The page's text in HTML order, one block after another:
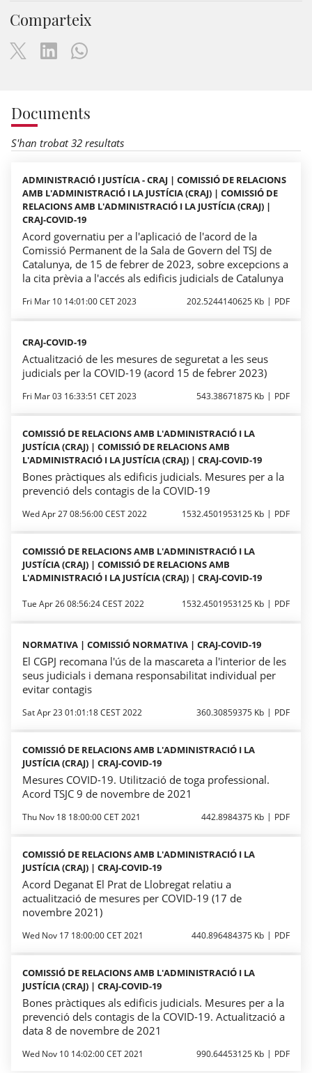
Comparteix
Documents
S'han trobat 32 resultats
ADMINISTRACIÓ I JUSTÍCIA - CRAJ | COMISSIÓ DE RELACIONS
AMB L'ADMINISTRACIÓ I LA JUSTÍCIA (CRAJ) | COMISSIÓ DE
RELACIONS AMB L'ADMINISTRACIÓ I LA JUSTÍCIA (CRAJ) |
CRAJ-COVID-19
Acord governatiu per a l'aplicació de l'acord de la
Comissió Permanent de la Sala de Govern del TSJ de
Catalunya, de 15 de febrer de 2023, sobre excepcions a
la cita prèvia a l'accés als edificis judicials de Catalunya
Fri Mar 10 14:01:00 CET 2023 202.5244140625 Kb PDF
CRAJ-COVID-19
Actualització de les mesures de seguretat a les seus
judicials per la COVID-19 (acord 15 de febrer 2023)
Fri Mar 03 16:33:51 CET 2023 543.38671875 Kb PDF
COMISSIÓ DE RELACIONS AMB L'ADMINISTRACIÓ I LA
JUSTÍCIA (CRAJ) | COMISSIÓ DE RELACIONS AMB
L'ADMINISTRACIÓ I LA JUSTÍCIA (CRAJ) | CRAJ-COVID-19
Bones pràctiques als edificis judicials. Mesures per a la
prevenció dels contagis de la COVID-19
Wed Apr 27 08:56:00 CEST 2022 1532.4501953125 Kb PDF
COMISSIÓ DE RELACIONS AMB L'ADMINISTRACIÓ I LA
JUSTÍCIA (CRAJ) | COMISSIÓ DE RELACIONS AMB
L'ADMINISTRACIÓ I LA JUSTÍCIA (CRAJ) | CRAJ-COVID-19
Tue Apr 26 08:56:24 CEST 2022 1532.4501953125 Kb PDF
NORMATIVA | COMISSIÓ NORMATIVA | CRAJ-COVID-19
El CGPJ recomana l'ús de la mascareta a l'interior de les
seus judicials i demana responsabilitat individual per
evitar contagis
Sat Apr 23 01:01:18 CEST 2022 360.30859375 Kb PDF
COMISSIÓ DE RELACIONS AMB L'ADMINISTRACIÓ I LA
JUSTÍCIA (CRAJ) | CRAJ-COVID-19
Mesures COVID-19. Utilització de toga professional.
Acord TSJC 9 de novembre de 2021
Thu Nov 18 18:00:00 CET 2021 442.8984375 Kb PDF
COMISSIÓ DE RELACIONS AMB L'ADMINISTRACIÓ I LA
JUSTÍCIA (CRAJ) | CRAJ-COVID-19
Acord Deganat El Prat de Llobregat relatiu a
actualització de mesures per COVID-19 (17 de
novembre 2021)
Wed Nov 17 18:00:00 CET 2021 440.896484375 Kb PDF
COMISSIÓ DE RELACIONS AMB L'ADMINISTRACIÓ I LA
JUSTÍCIA (CRAJ) | CRAJ-COVID-19
Bones pràctiques als edificis judicials. Mesures per a la
prevenció dels contagis de la COVID-19. Actualització a
data 8 de novembre de 2021
Wed Nov 10 14:02:00 CET 2021 990.64453125 Kb PDF